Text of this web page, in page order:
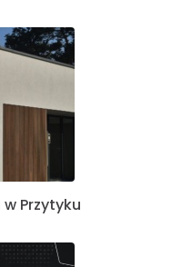
w Przytyku